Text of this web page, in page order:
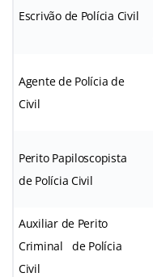
Escrivão de Polícia Civil
Agente de Polícia de
Civil
Perito Papiloscopista
de Polícia Civil
Auxiliar de Perito
Criminal de Polícia
Civil